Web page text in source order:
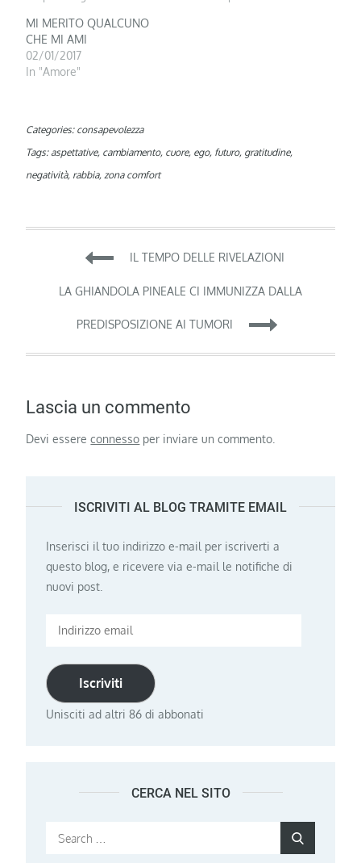
MI MERITO QUALCUNO
CHE MI AMI
02/01/2017
In "Amore"
Categories: consapevolezza
Tags: aspettative, cambiamento, cuore, ego, futuro, gratitudine,
negatività, rabbia,zona comfort
Navigazione
articoli
IL TEMPO DELLE RIVELAZIONI
LA GHIANDOLA PINEALE CI IMMUNIZZA DALLA
PREDISPOSIZIONE AI TUMORI
Lascia un commento
Devi essereconnesso per inviare un commento.
ISCRIVITI AL BLOG TRAMITE EMAIL
Inserisci il tuo indirizzo e-mail per iscriverti a
questo blog, e ricevere via e-mail le notifiche di
nuovi post.
Indirizzo
Iscriviti
Unisciti ad altri 86 di abbonati
CERCA NEL SITO
Search